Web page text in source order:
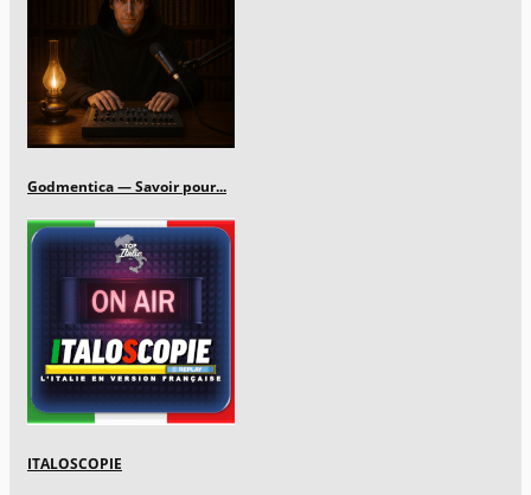
Godmentica — Savoir pour...
ITALOSCOPIE